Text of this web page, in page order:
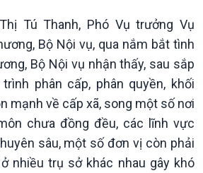
Khoa học & Công nghệ
Tin Khoa học & Công nghệ
Kết nối công nghệ
Tú Thanh, Phó Vụ trưởng Vụ
Bộ Nội vụ, qua nắm bắt tình
Bộ Nội vụ nhận thấy, sau sắp
phân cấp, phân quyền, khối
mạnh về cấp xã, song một số nơi
chưa đồng đều, các lĩnh vực
sâu, một số đơn vị còn phải
nhiều trụ sở khác nhau gây khó